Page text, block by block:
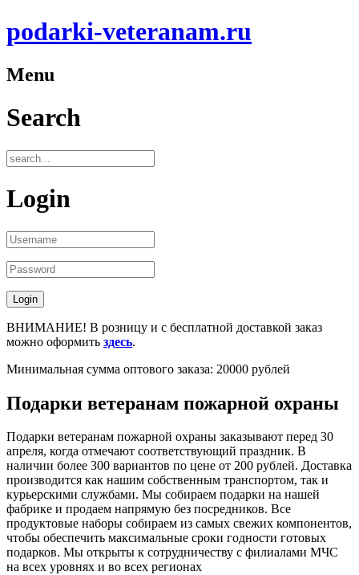
podarki-veteranam.ru
Menu
Search
Login
ВНИМАНИЕ! В розницу и с бесплатной доставкой заказ
можно оформить здесь.
Минимальная сумма оптового заказа: 20000 рублей
Подарки ветеранам пожарной охраны
Подарки ветеранам пожарной охраны заказывают перед 30
апреля, когда отмечают соответствующий праздник. В
наличии более 300 вариантов по цене от 200 рублей. Доставка
производится как нашим собственным транспортом, так и
курьерскими службами. Мы собираем подарки на нашей
фабрике и продаем напрямую без посредников. Все
продуктовые наборы собираем из самых свежих компонентов,
чтобы обеспечить максимальные сроки годности готовых
подарков. Мы открыты к сотрудничеству с филиалами МЧС
на всех уровнях и во всех регионах